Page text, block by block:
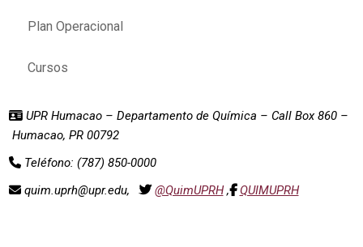
Plan Operacional
Cursos
UPR Humacao – Departamento de Química – Call Box 860 –
Humacao, PR 00792
Teléfono: (787) 850-0000
quim.uprh@upr.edu,
@QuimUPRH, QUIMUPRH